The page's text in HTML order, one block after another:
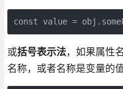
或括号表示法，如果属性
名称，或者名称是变量的值